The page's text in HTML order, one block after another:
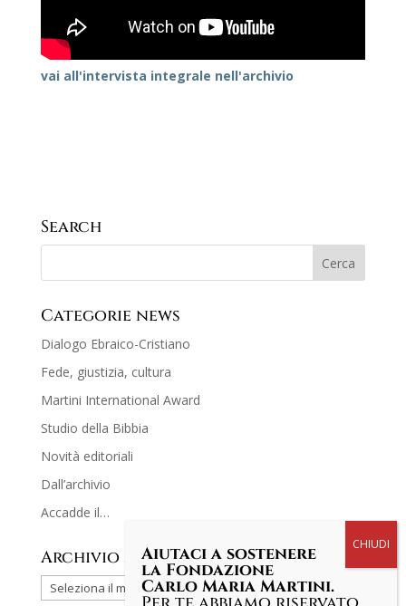
vai all'intervista integrale nell'archivio
Search
Categorie news
Dialogo Ebraico-Cristiano
Fede, giustizia, cultura
Martini International Award
Studio della Bibbia
Novità editoriali
Dall’archivio
Accadde il…
Archivio newsAiutaci a sostenere
la Fondazione
Carlo Maria Martini.